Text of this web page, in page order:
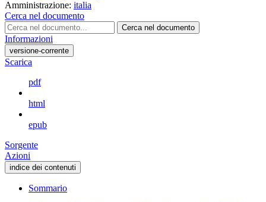
Amministrazione: italia
Cerca nel documento
Cerca nel documento
Informazioni
versione-corrente
Scarica
pdf
html
epub
Sorgente
Azioni
indice dei contenuti
Sommario